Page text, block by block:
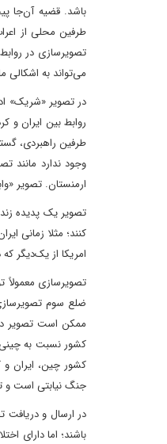
باشد. قضیه آن‌جا
طرفین محلی از
تصویر‌سازی در
می‌تواند به اشکالی
در تصویر «شریک»
روابط بین ایران و
طرفین راهبردی،
وجود ندارد مانند
ارمنستان. تصویر
تصویر یک پدیده
کنند؛ مثلا زمانی
امریکا از یک‌دیگر که در دهه 1960 در قالب «دشمن» تعریف می‌شد و امروز
تصویرسازی
ضلع سوم
ممکن است تصویر
کشور نسبت به
کشور چین، ایران
جنگ نیابتی است و
در ارسال و دریافت
باشند؛ اما دارای